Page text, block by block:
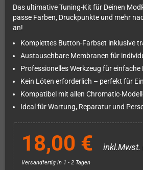
Das ultimative Tuning-Kit für Deinen
passe Farben, Druckpunkte und mehr
an!
Komplettes Button-Farbset inklusive
Austauschbare Membranen für
Professionelles Werkzeug für
Kein Löten erforderlich – perfekt für
Kompatibel mit allen Chromatic-
Ideal für Wartung, Reparatur und
18,00 € inkl.Mwst.
Versandfertig in 1 - 2 Tagen